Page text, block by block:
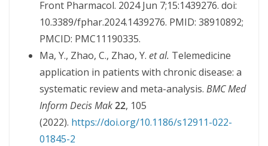
Front Pharmacol. 2024 Jun 7;15:1439276. doi:
10.3389/fphar.2024.1439276. PMID: 38910892;
PMCID: PMC11190335.
Ma, Y., Zhao, C., Zhao, Y. et al. Telemedicine
application in patients with chronic disease: a
systematic review and meta-analysis. BMC Med
Inform Decis Mak22, 105
(2022). https://doi.org/10.1186/s12911-022-
01845-2